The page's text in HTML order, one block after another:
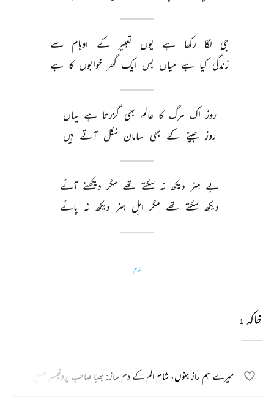
جی لگا رکھا ہے یوں تعبیر کے اوہام
سے
زندگی کیا ہے میاں بس ایک گھر خوابوں کا ہے
روز اک مرگ کا عالم بھی گزرتا ہے یہاں
روز جینے کے بھی سامان نکل آتے ہیں
بے ہنر دیکھ نہ سکتے تھے مگر دیکھنے آئے
دیکھ سکتے تھے مگر اہل ہنر دیکھ نہ پائے
تمام
خاکہ 1
میرے ہم راز جنوں، شام الم کے دم ساز: بھیّا صاحب پروفیسر حسین الحق